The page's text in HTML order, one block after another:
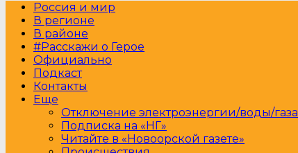
Россия и мир
В регионе
В районе
#Расскажи о Герое
Официально
Подкаст
Контакты
Еще
Отключение электроэнергии/воды/газа
Подписка на «НГ»
Читайте в «Новоорской газете»